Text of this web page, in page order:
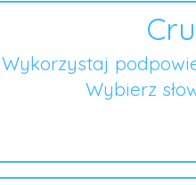
Wykorzystaj
Wybierz